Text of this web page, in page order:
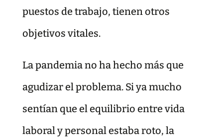
puestos de trabajo, tienen otros
objetivos vitales.
La pandemia no ha hecho más que
agudizar el problema. Si ya mucho
sentían que el equilibrio entre vida
laboral y personal estaba roto, la